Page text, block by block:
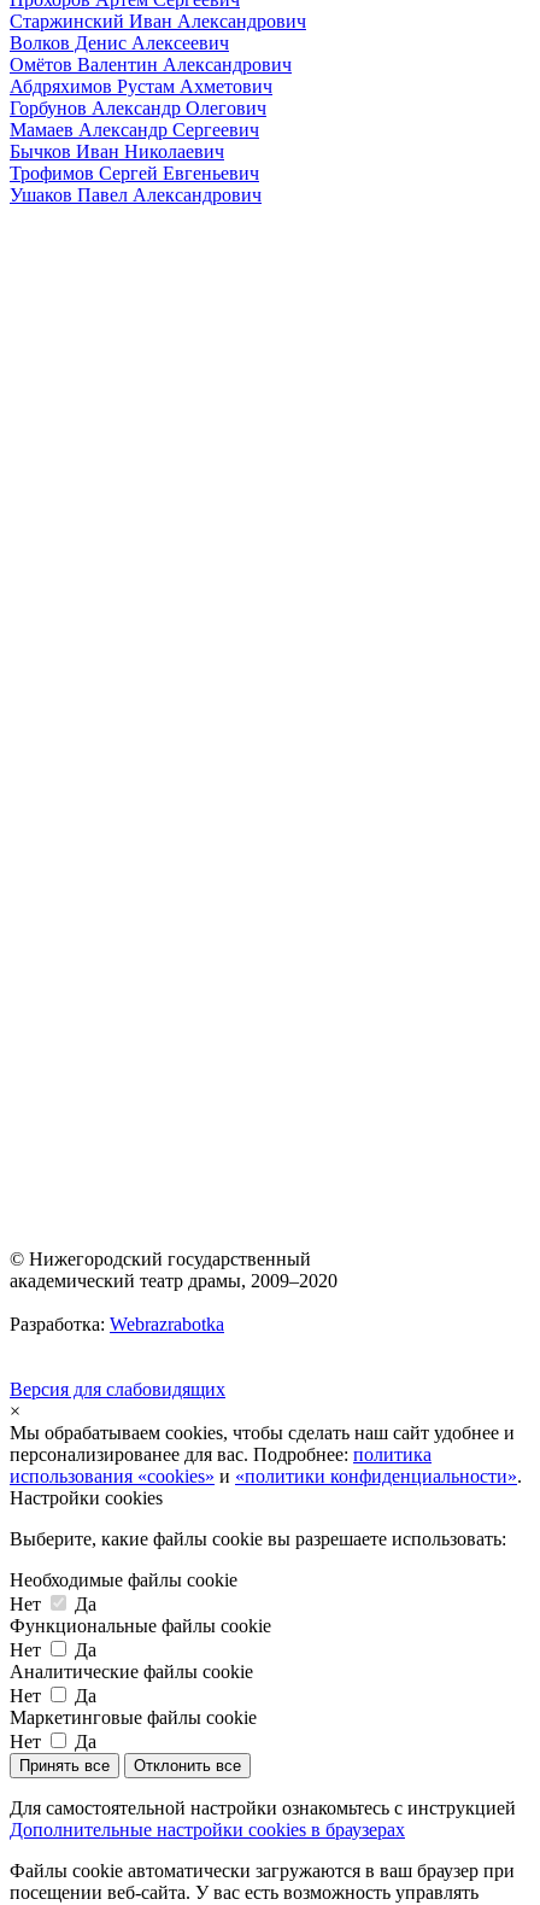
Старжинский Иван Александрович
Волков Денис Алексеевич
Омётов Валентин Александрович
Абдряхимов Рустам Ахметович
Горбунов Александр Олегович
Мамаев Александр Сергеевич
Бычков Иван Николаевич
Трофимов Сергей Евгеньевич
Ушаков Павел Александрович
© Нижегородский государственный
академический театр драмы, 2009–2020
Разработка: Webrazrabotka
Версия для слабовидящих
×
Мы обрабатываем cookies, чтобы сделать наш сайт удобнее и
персонализированее для вас. Подробнее: политика
использования «cookies» и «политики конфиденциальности».
Настройки cookies
Выберите, какие файлы cookie вы разрешаете использовать:
Необходимые файлы cookie
Нет
Да
Функциональные файлы cookie
Нет
Да
Аналитические файлы cookie
Нет
Да
Маркетинговые файлы cookie
Нет
Да
Принять все Отклонить все
Для самостоятельной настройки ознакомьтесь с инструкцией
Дополнительные настройки cookies в браузерах
Файлы cookie автоматически загружаются в ваш браузер при
посещении веб-сайта. У вас есть возможность управлять